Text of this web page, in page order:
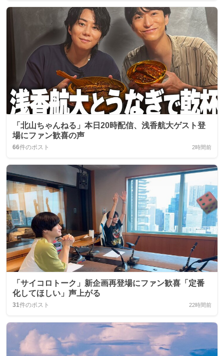
「北山ちゃんねる」本日20時配信、浅香航大ゲスト登
場にファン歓喜の声
66件のポスト 2時間前
「サイコロトーク」新企画再登場にファン歓喜「定番
化してほしい」声上がる
31件のポスト 22時間前